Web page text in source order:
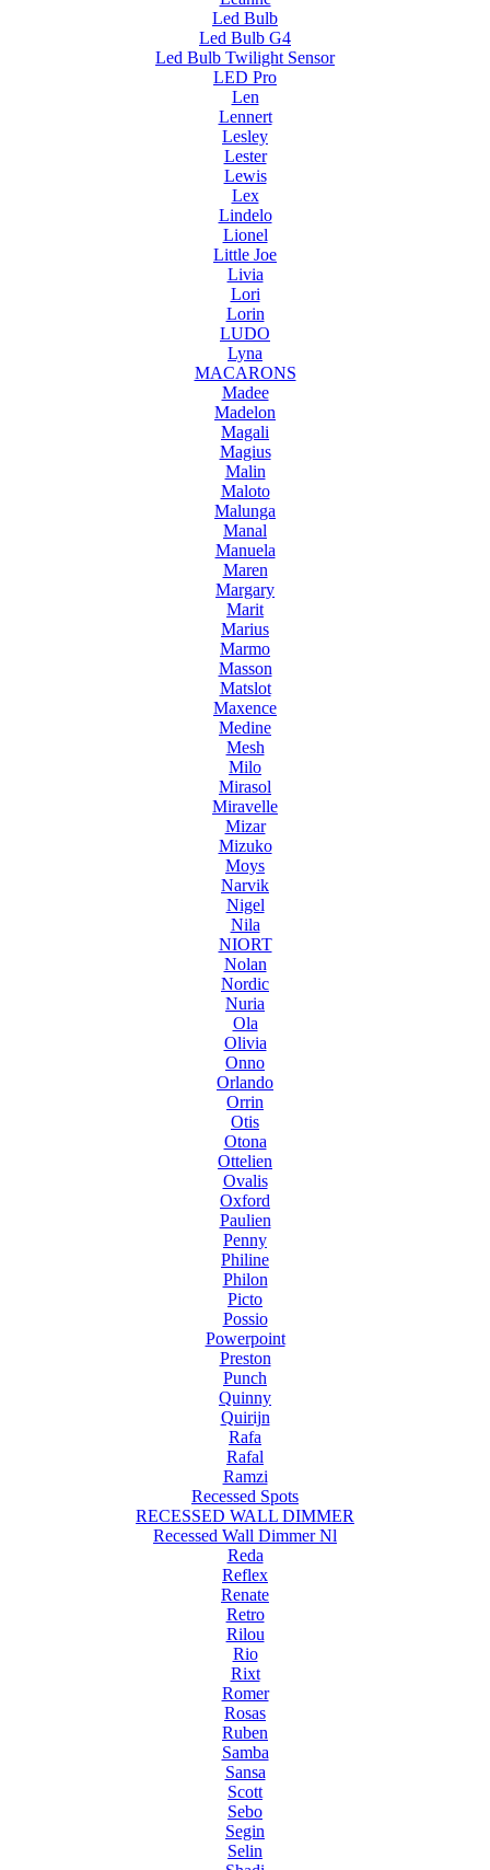
Led Bulb
Led Bulb G4
Led Bulb Twilight Sensor
LED Pro
Len
Lennert
Lesley
Lester
Lewis
Lex
Lindelo
Lionel
Little Joe
Livia
Lori
Lorin
LUDO
Lyna
MACARONS
Madee
Madelon
Magali
Magius
Malin
Maloto
Malunga
Manal
Manuela
Maren
Margary
Marit
Marius
Marmo
Masson
Matslot
Maxence
Medine
Mesh
Milo
Mirasol
Miravelle
Mizar
Mizuko
Moys
Narvik
Nigel
Nila
NIORT
Nolan
Nordic
Nuria
Ola
Olivia
Onno
Orlando
Orrin
Otis
Otona
Ottelien
Ovalis
Oxford
Paulien
Penny
Philine
Philon
Picto
Possio
Powerpoint
Preston
Punch
Quinny
Quirijn
Rafa
Rafal
Ramzi
Recessed Spots
RECESSED WALL DIMMER
Recessed Wall Dimmer Nl
Reda
Reflex
Renate
Retro
Rilou
Rio
Rixt
Romer
Rosas
Ruben
Samba
Sansa
Scott
Sebo
Segin
Selin